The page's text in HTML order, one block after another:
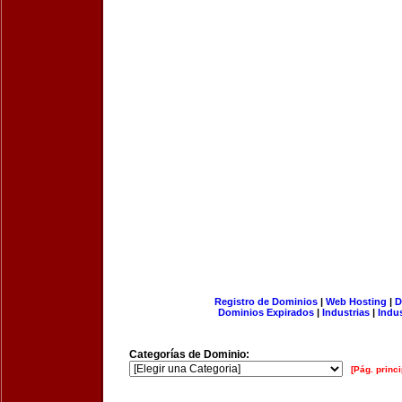
Registro de Dominios| Web Hosting |
Dominios Expirados | Industrias |
Categorías de Dominio:
[Pág.